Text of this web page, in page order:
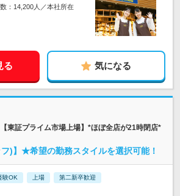
：14,200人／本社所在
る 気になる
東証プライム市場上場】*ほぼ全店が21時閉店*
フ)】★希望の勤務スタイルを選択可能！
験OK 上場 第二新卒歓迎